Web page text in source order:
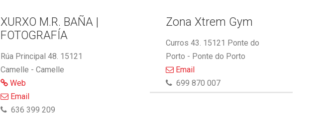
XURXO M.R. BAÑA |
FOTOGRAFÍA
Rúa Principal 48. 15121
Camelle - Camelle
Web
Email
636 399 209
Zona Xtrem Gym
Curros 43. 15121 Ponte do
Porto - Ponte do Porto
Email
699 870 007